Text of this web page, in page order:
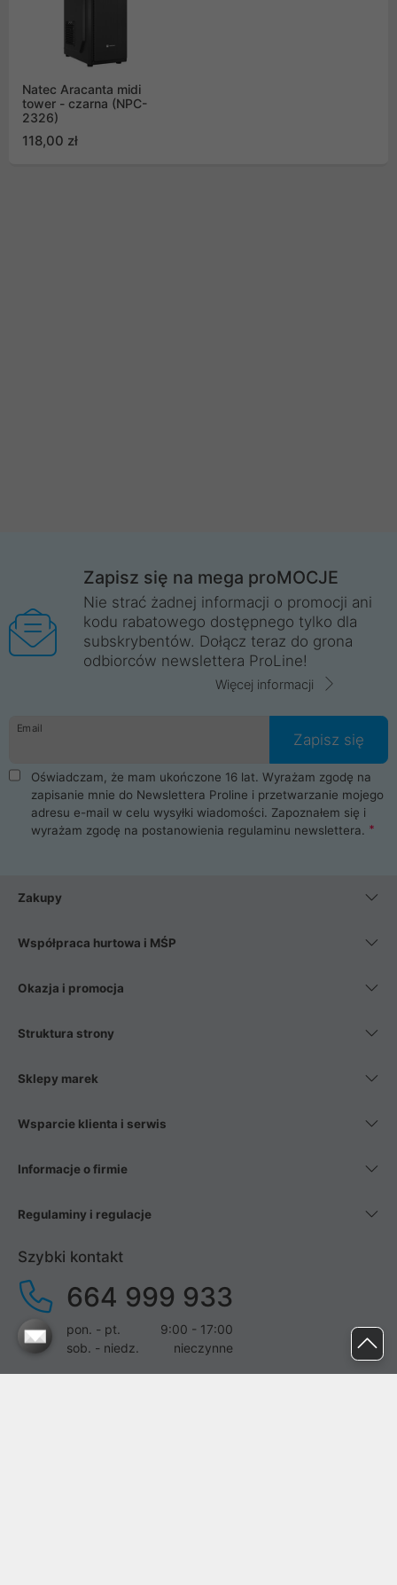
Natec Aracanta midi
tower - czarna (NPC-
2326)
118,00 zł
Zapisz się na mega proMOCJE
Nie strać żadnej informacji o promocji ani
kodu rabatowego dostępnego tylko dla
subskrybentów. Dołącz teraz do grona
odbiorców newslettera ProLine!
Więcej informacji
Email
Zapisz się
Oświadczam, że mam ukończone 16 lat. Wyrażam zgodę na
zapisanie mnie do Newslettera Proline i przetwarzanie mojego
adresu e-mail w celu wysyłki wiadomości. Zapoznałem się i
wyrażam zgodę na postanowienia regulaminu newslettera.
Zakupy
Współpraca hurtowa i MŚP
Okazja i promocja
Struktura strony
Sklepy marek
Wsparcie klienta i serwis
Informacje o firmie
Regulaminy i regulacje
Szybki kontakt
664 999 933
pon. - pt.
9:00 - 17:00
sob. - niedz.
nieczynne